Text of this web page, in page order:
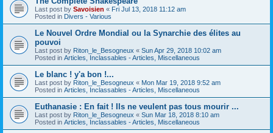
Last post by Savoisien « Fri Jul 13, 2018 11:12 am
Posted in Divers - Various
Le Nouvel Ordre Mondial ou la Synarchie des élites au
pouvoi
Last post by Riton_le_Besogneux « Sun Apr 29, 2018 10:02 am
Posted in Articles, Inclassables - Articles, Miscellaneous
Le blanc ! y'a bon !...
Last post by Riton_le_Besogneux « Mon Mar 19, 2018 9:52 am
Posted in Articles, Inclassables - Articles, Miscellaneous
Euthanasie : En fait ! Ils ne veulent pas tous mourir ...
Last post by Riton_le_Besogneux « Sun Mar 18, 2018 8:10 am
Posted in Articles, Inclassables - Articles, Miscellaneous